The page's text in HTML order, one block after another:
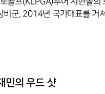
을 맛본 지한솔은 메이저 우
민의 우드 샷